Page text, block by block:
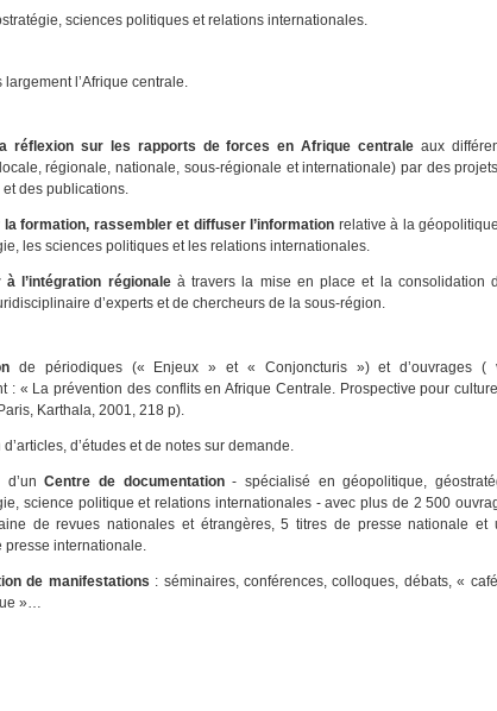
sciences politiques et relations internationales.
l’Afrique centrale.
réflexion sur les rapports de forces en Afrique centrale aux
régionale, nationale, sous-régionale et internationale) par des
des publications.
la formation, rassembler et diffuser l’information relative à la
les sciences politiques et les relations internationales.
à l’intégration régionaleà travers la mise en place et la consolidation
d’experts et de chercheurs de la sous-région.
de périodiques (« Enjeux » et « Conjoncturis ») et d’ouvrages (
: « La prévention des conflits en Afrique Centrale. Prospective pour
Karthala, 2001, 218 p).
d’articles, d’études et de notes sur demande.
d’unCentre de documentation- spécialisé en géopolitique,
science politique et relations internationales - avec plus de 2 500
de revues nationales et étrangères, 5 titres de presse nationale et
presse internationale.
de manifestations : séminaires, conférences, colloques, débats, «
»…